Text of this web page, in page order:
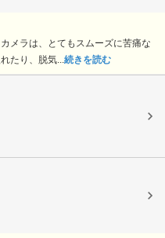
メラは、とてもスムーズに苦痛な
たり、脱気...続きを読む